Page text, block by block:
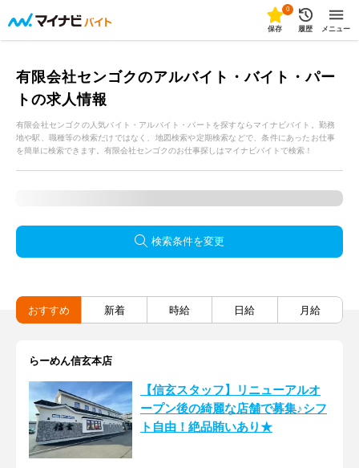
0
保存 履歴 メニュー
有限会社センゴクのアルバイト・バイト・パー
トの求人情報
有限会社センゴクの人気バイト・アルバイト・パートを探すならマイナビバイト。勤務
地や駅、職種等の検索だけではなく、地図検索や定期検索などで、条件にあったお仕事
を簡単に検索できます。有限会社センゴクのお仕事探しはマイナビバイトで検索！
検索条件を変更
おすすめ 新着 時給 日給 月給
らーめん信玄本店
【信玄スタッフ】リニューアルオ
ープン後の綺麗な店舗で募集♪シフ
ト自由！絶品賄いあり★